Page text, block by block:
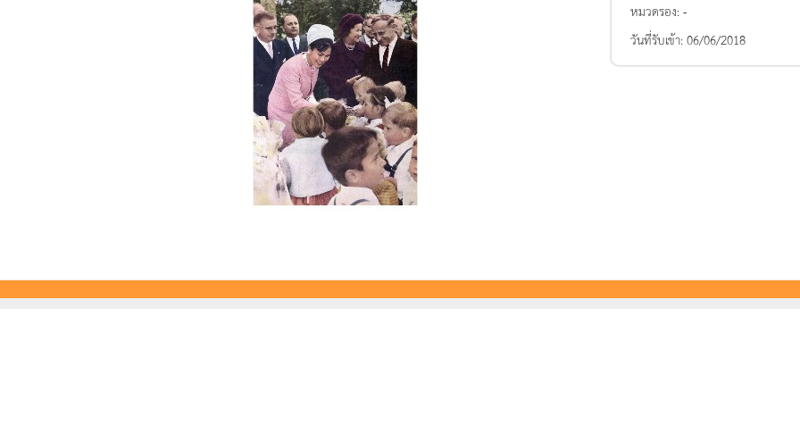
หมวดรอง:-
วันที่รับเข้า:06/06/2018